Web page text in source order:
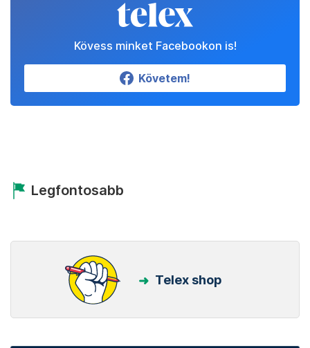
Kövess minket Facebookon is!
Követem!
Legfontosabb
Telex shop